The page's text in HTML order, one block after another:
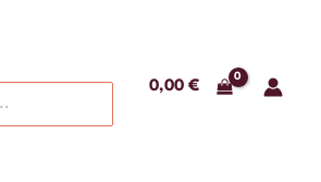
0,00 €